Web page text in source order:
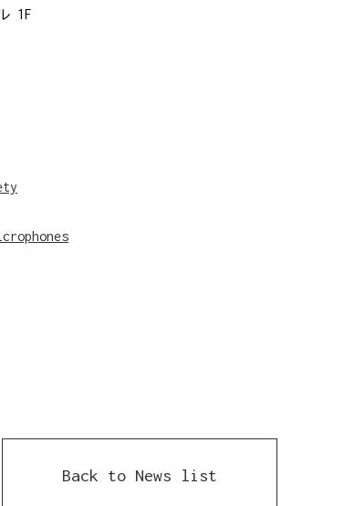
1F
Back to News list